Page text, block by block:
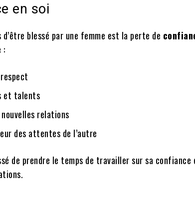
en soi
d’être blessé par une femme est la perte de
:
et talents
relations
des attentes de l’autre
de prendre le temps de travailler sur sa